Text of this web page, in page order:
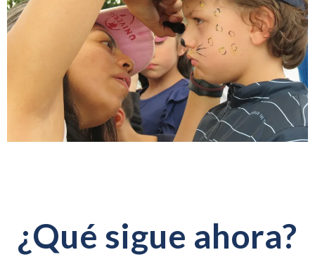
¿Qué sigue ahora?